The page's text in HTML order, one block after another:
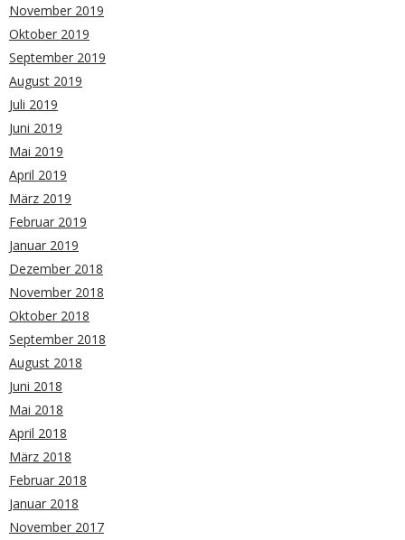
November 2019
Oktober 2019
September 2019
August 2019
Juli 2019
Juni 2019
Mai 2019
April 2019
März 2019
Februar 2019
Januar 2019
Dezember 2018
November 2018
Oktober 2018
September 2018
August 2018
Juni 2018
Mai 2018
April 2018
März 2018
Februar 2018
Januar 2018
November 2017